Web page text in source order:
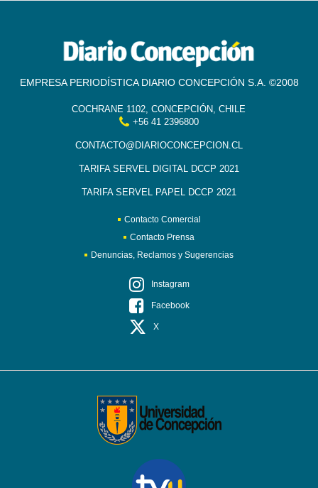
EMPRESA PERIODÍSTICA DIARIO CONCEPCIÓN S.A. ©2008
COCHRANE 1102, CONCEPCIÓN, CHILE
+56 41 2396800
CONTACTO@DIARIOCONCEPCION.CL
TARIFA SERVEL DIGITAL DCCP 2021
TARIFA SERVEL PAPEL DCCP 2021
Contacto Comercial
Contacto Prensa
Denuncias, Reclamos y Sugerencias
Instagram
Facebook
X